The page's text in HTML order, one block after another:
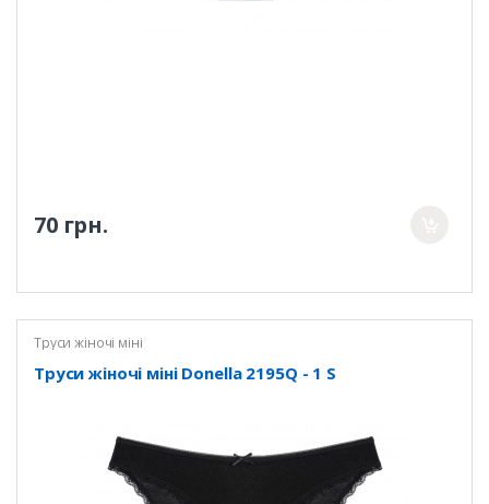
70 грн.
Труси жіночі міні
Труси жіночі міні Donella 2195Q - 1 S